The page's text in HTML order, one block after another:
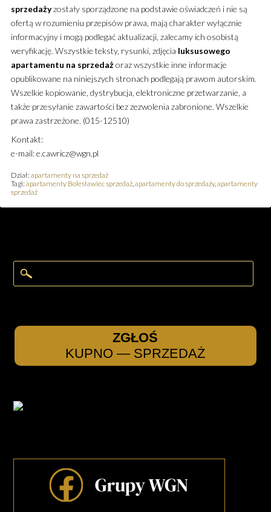
sprzedażyzostały sporządzone na podstawie oświadczeń i nie są
ofertą w rozumieniu przepisów prawa, mają charakter wyłącznie
informacyjny i mogą podlegać aktualizacji, zalecamy ich osobistą
weryfikację. Wszystkie teksty, rysunki, zdjęcia luksusowego
apartamentu na sprzedażoraz wszystkie inne informacje
opublikowane na niniejszych stronach podlegają prawom autorskim.
Wszelkie kopiowanie, dystrybucja, elektroniczne przetwarzanie, a
także przesyłanie zawartości bez zezwolenia zabronione. Wszelkie
prawa zastrzeżone. (015-12510)
Kontakt:
e-mail: e.cawricz@wgn.pl
Dział: apartamenty na sprzedaż
Tagi: apartamenty Bolesławiec sprzedaż, apartamenty do sprzedaży, apartamenty
sprzedaż
ZGŁOŚ
KUPNO — SPRZEDAŻ